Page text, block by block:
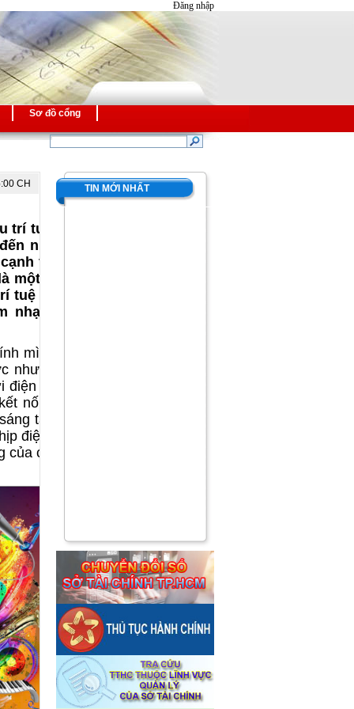
Đăng nhập
Sơ đồ cổng
CH
trí tuệ Từ
những
trong
một hình
tuệ đóng
nhạc sôi
mình để
như phim
tử và
nối giữa
tạo và
điệu của
chúng
TIN MỚI NHẤT